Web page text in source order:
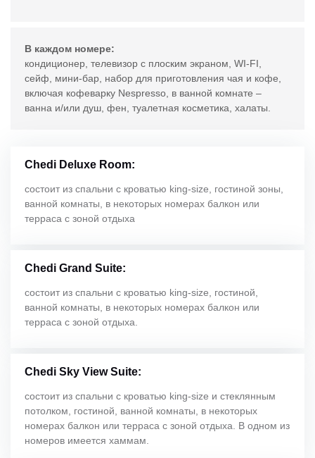
В каждом номере:
кондиционер, телевизор с плоским экраном, WI-FI,
сейф, мини-бар, набор для приготовления чая и кофе,
включая кофеварку Nespresso, в ванной комнате –
ванна и/или душ, фен, туалетная косметика, халаты.
Chedi Deluxe Room:
состоит из спальни с кроватью king-size, гостиной зоны,
ванной комнаты, в некоторых номерах балкон или
терраса с зоной отдыха
Chedi Grand Suite:
состоит из спальни с кроватью king-size, гостиной,
ванной комнаты, в некоторых номерах балкон или
терраса с зоной отдыха.
Chedi Sky View Suite:
состоит из спальни с кроватью king-size и стеклянным
потолком, гостиной, ванной комнаты, в некоторых
номерах балкон или терраса с зоной отдыха. В одном из
номеров имеется хаммам.